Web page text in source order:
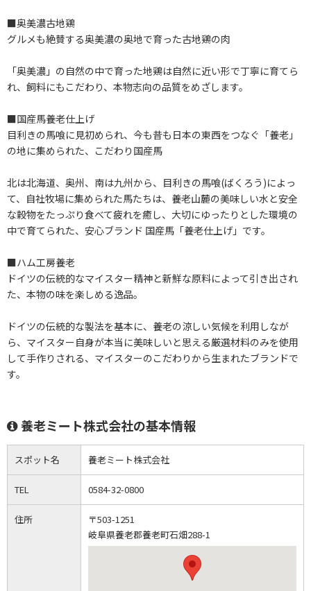
■奥美濃古地鶏
グルメも絶賛する奥美濃の奥地で育った古地鶏の肉
「奥美濃」の自然の中で育った地鶏は自然に近い形で丁寧に育てら
れ、飼料にもこだわり、本物志向の品質をめざします。
■国産馬養老仕上げ
目利きの馬喰に見初められ、今も昔も日本の東西をつなぐ「養老」
の地に集められた、こだわり国産馬
北は北海道、奥州、南は九州から、目利きの馬喰(ばくろう)によっ
て、自社牧場に集められた馬たちは、養老山麓の美味しい水と安全
な穀物をたっぷり食べて疲れを癒し、大切にゆったりとした環境の
中で育てられた、安心ブランド 国産馬「養老仕上げ」です。
■ハム工房養老
ドイツの伝統的なマイスター精神と新鮮な原料によって引き出され
た、本物の味を楽しめる逸品。
ドイツの伝統的な製法を基本に、養老の涼しい気候を利用しなが
ら、マイスター自身が本当に美味しいと思える厳選材料のみを使用
して手作りされる、マイスターのこだわりから生まれたブランドで
す。
養老ミート株式会社の基本情報
スポット名 養老ミート株式会社
TEL 0584-32-0800
住所
〒503-1251
岐阜県養老郡養老町石畑288-1